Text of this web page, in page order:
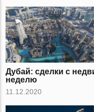
Дубай: сделки с
неделю
11.12.2020